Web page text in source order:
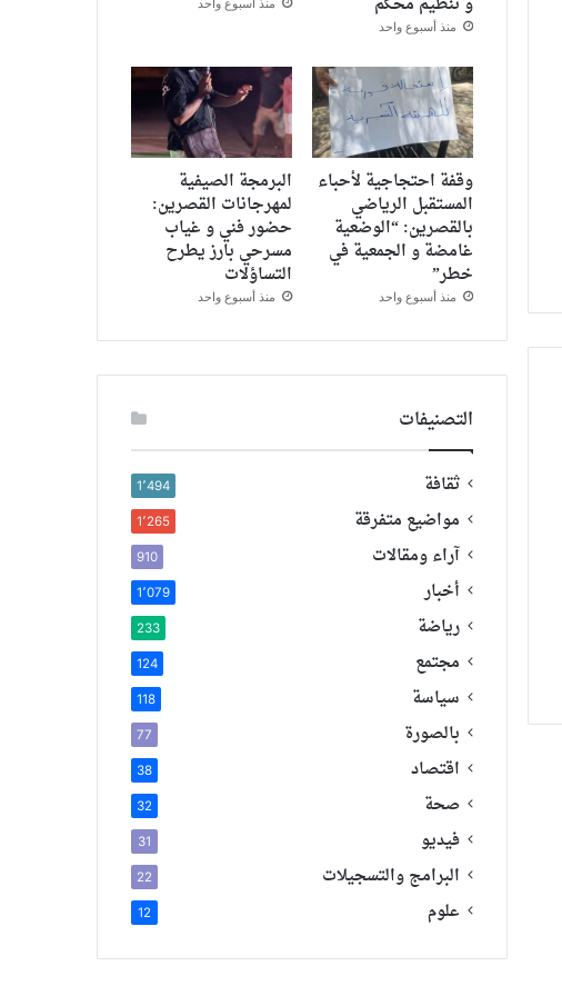
منذ أسبوع واحد
منذ أسبوع واحد
وقفة احتجاجية لأحباء
المستقبل الرياضي
بالقصرين: “الوضعية
غامضة و الجمعية في
خطر”
منذ أسبوع واحد
البرمجة الصيفية
لمهرجانات القصرين:
حضور فني و غياب
مسرحي بارز يطرح
التساؤلات
منذ أسبوع واحد
التصنيفات
ثقافة 1٬494
مواضيع متفرقة 1٬265
آراء ومقالات 910
أخبار 1٬079
رياضة 233
مجتمع 124
سياسة 118
بالصورة 77
اقتصاد 38
صحة 32
فيديو 31
البرامج والتسجيلات 22
علوم 12